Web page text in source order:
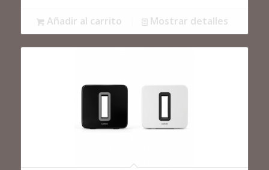
Añadir al carrito Mostrar detalles